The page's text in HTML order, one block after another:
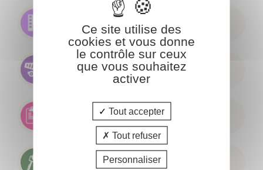
Droit immobilier
Droit de la construction et de
l'urbanisme
Droit administratif
Droit des biens
Ce site utilise des
cookies et vous donne
le contrôle sur ceux
que vous souhaitez
activer
Tout accepter
Tout refuser
Personnaliser